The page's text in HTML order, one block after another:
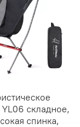
складное,
спинка,